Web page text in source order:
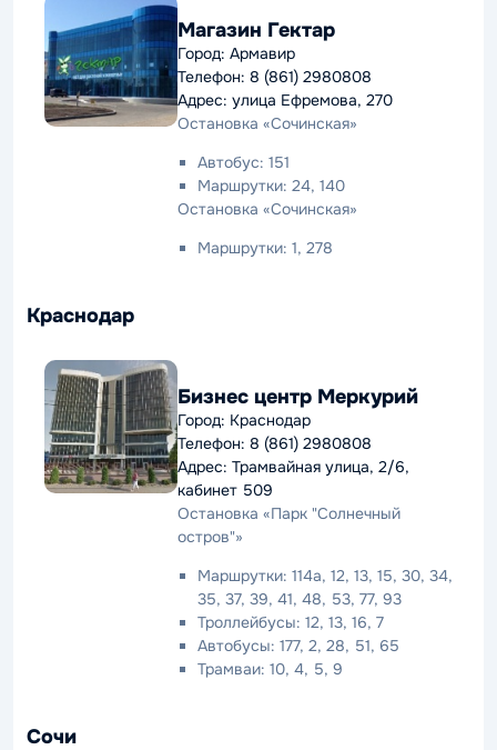
Магазин Гектар
Город: Армавир
Телефон: 8 (861) 2980808
Адрес: улица Ефремова, 270
Остановка «Сочинская»
Автобус: 151
Маршрутки: 24, 140
Остановка «Сочинская»
Маршрутки: 1, 278
Краснодар
Бизнес центр Меркурий
Город: Краснодар
Телефон: 8 (861) 2980808
Адрес: Трамвайная улица, 2/6,
кабинет 509
Остановка «Парк "Солнечный
остров"»
Маршрутки: 114а, 12, 13, 15, 30, 34,
35, 37, 39, 41, 48, 53, 77, 93
Троллейбусы: 12, 13, 16, 7
Автобусы: 177, 2, 28, 51, 65
Трамваи: 10, 4, 5, 9
Сочи